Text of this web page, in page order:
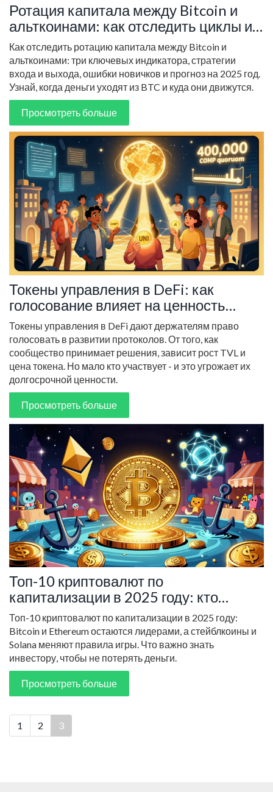
Ротация капитала между Bitcoin и
альткоинами: как отследить циклы и
не остаться на дне
Как отследить ротацию капитала между Bitcoin и
альткоинами: три ключевых индикатора, стратегии
входа и выхода, ошибки новичков и прогноз на 2025 год.
Узнай, когда деньги уходят из BTC и куда они движутся.
Просмотреть больше
Токены управления в DeFi: как
голосование влияет на ценность
токенов
Токены управления в DeFi дают держателям право
голосовать в развитии протоколов. От того, как
сообщество принимает решения, зависит рост TVL и
цена токена. Но мало кто участвует - и это угрожает их
долгосрочной ценности.
Просмотреть больше
Топ-10 криптовалют по
капитализации в 2025 году: кто
лидирует и почему
Топ-10 криптовалют по капитализации в 2025 году:
Bitcoin и Ethereum остаются лидерами, а стейблкоины и
Solana меняют правила игры. Что важно знать
инвестору, чтобы не потерять деньги.
Просмотреть больше
1 2 3